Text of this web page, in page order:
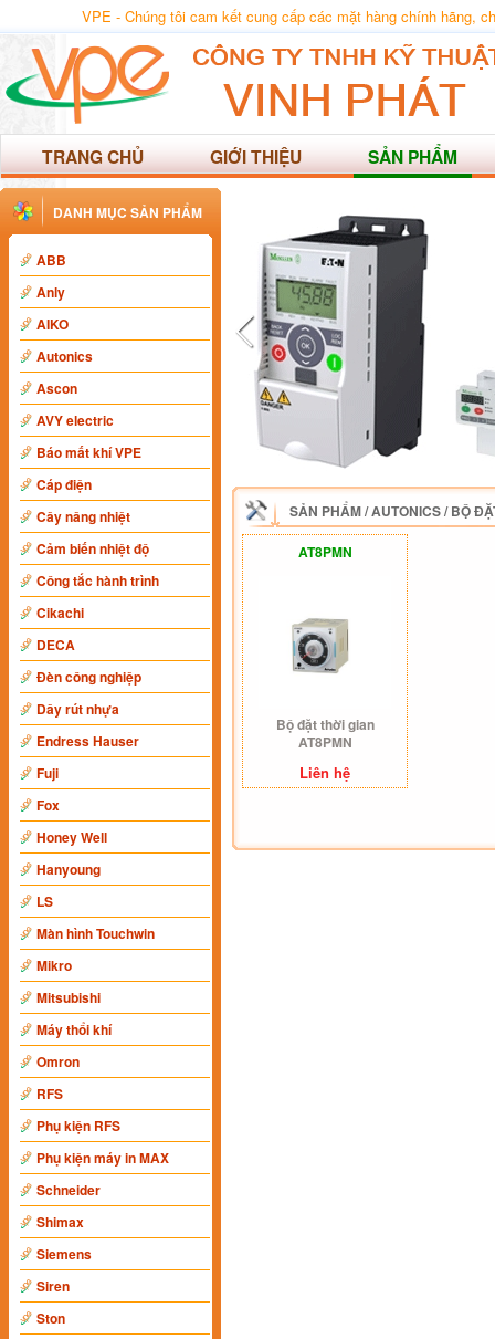
VPE - Chúng tôi cam kết cung cấp các mặt hàng chính hãng,
TRANG CHỦ GIỚI THIỆU SẢN PHẨM
DANH MỤC SẢN PHẨM
ABB
Anly
AIKO
Autonics
Ascon
AVY electric
Báo mất khí VPE
Cáp điện
Cây nâng nhiệt
Cảm biến nhiệt độ
Công tắc hành trình
Cikachi
DECA
Đèn công nghiệp
Dây rút nhựa
Endress Hauser
Fuji
Fox
Honey Well
Hanyoung
LS
Màn hình Touchwin
Mikro
Mitsubishi
Máy thổi khí
Omron
RFS
Phụ kiện RFS
Phụ kiện máy in MAX
Schneider
Shimax
Siemens
Siren
Ston
SẢN PHẨM/AUTONICS/BỘ
AT8PMN
Bộ đặt thời gian
AT8PMN
Liên hệ